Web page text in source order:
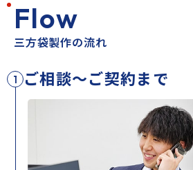
三方袋製作の流れ
Flow
1 ご相談～ご契約まで